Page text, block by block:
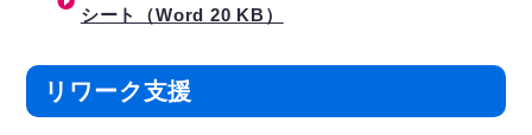
シート（Word 20 KB）
リワーク支援